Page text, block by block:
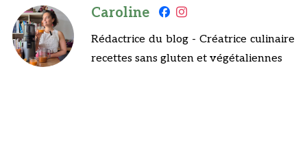
Caroline
Rédactrice du blog - Créatrice culinaire
recettes sans gluten et végétaliennes